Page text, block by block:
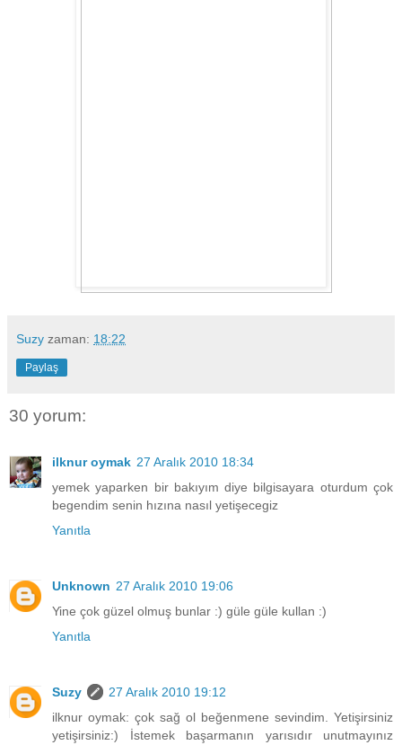
Suzy zaman: 18:22
Paylaş
30 yorum:
ilknur oymak 27 Aralık 2010 18:34
yemek yaparken bir bakıyım diye bilgisayara oturdum çok
begendim senin hızına nasıl yetişecegiz
Yanıtla
Unknown 27 Aralık 2010 19:06
Yine çok güzel olmuş bunlar :) güle güle kullan :)
Yanıtla
Suzy
27 Aralık 2010 19:12
ilknur oymak: çok sağ ol beğenmene sevindim. Yetişirsiniz
yetişirsiniz:) İstemek başarmanın yarısıdır unutmayınız